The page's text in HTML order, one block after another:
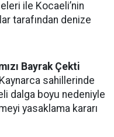
ile Kocaeli’nin
tarafından denize
Bayrak Çekti
sahillerinde
dalga boyu nedeniyle
yasaklama kararı